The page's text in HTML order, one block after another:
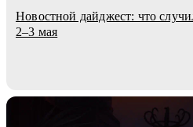
Новостной дайджест: что
2–3 мая